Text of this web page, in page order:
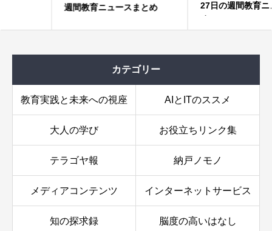
週間教育ニュースまとめ
27日の週間教育ニュースまと
カテゴリー
教育実践と未来への視座 AIとITのススメ
大人の学び お役立ちリンク集
テラゴヤ報 納戸ノモノ
メディアコンテンツ インターネットサービス
知の探求録 脳度の高いはなし